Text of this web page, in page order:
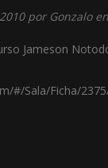
por Gonzalo en
Jameson
#/Sala/Ficha/